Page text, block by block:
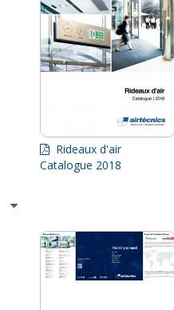
Rideaux d'air
Catalogue 2018